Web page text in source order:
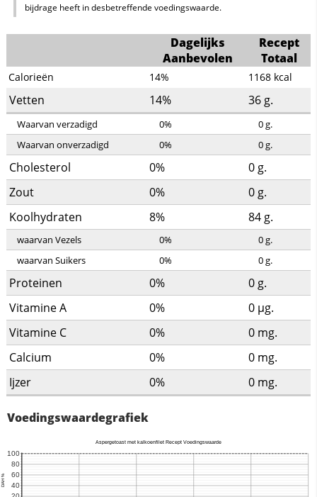
bijdrage heeft in desbetreffende voedingswaarde.
Dagelijks
Aanbevolen
Recept
Totaal
Calorieën 14% 1168 kcal
Vetten 14% 36 g.
Waarvan verzadigd 0% 0g.
Waarvan onverzadigd
0% 0g.
Cholesterol 0% 0 g.
Zout
0% 0 g.
Koolhydraten
8% 84 g.
waarvan Vezels 0% 0g.
waarvan Suikers
0% 0g.
Proteinen 0% 0 g.
Vitamine A
0% 0 µg.
Vitamine C
0% 0 mg.
Calcium
0% 0 mg.
Ijzer
0% 0 mg.
Voedingswaardegrafiek